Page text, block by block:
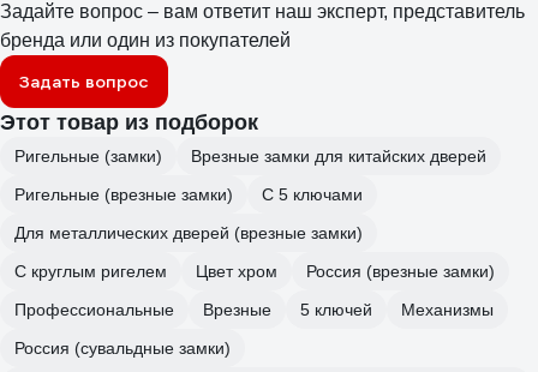
Задайте вопрос – вам ответит наш эксперт, представитель
бренда или один из покупателей
Задать вопрос
Этот товар из подборок
Ригельные (замки)
Врезные замки для китайских дверей
Ригельные (врезные замки)
С 5 ключами
Для металлических дверей (врезные замки)
С круглым ригелем
Цвет хром
Россия (врезные замки)
Профессиональные
Врезные 5 ключей
Механизмы
Россия (сувальдные замки)